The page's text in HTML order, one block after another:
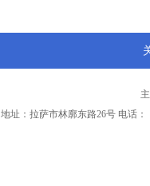
地址：拉萨市林廓东路26号 电话：